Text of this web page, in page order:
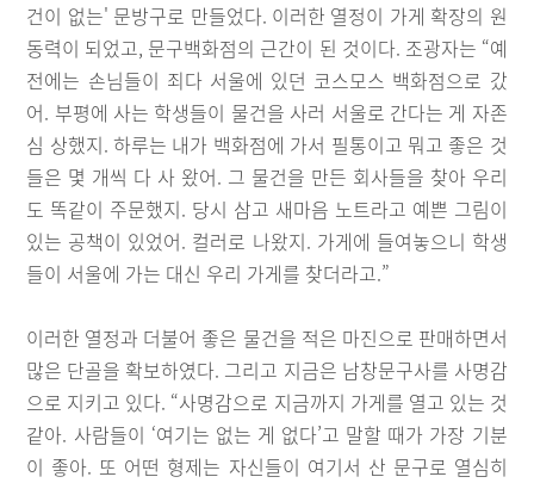
건이 없는' 문방구로 만들었다. 이러한 열정이 가게 확장의 원
동력이 되었고, 문구백화점의 근간이 된 것이다. 조광자는 “예
전에는 손님들이 죄다 서울에 있던 코스모스 백화점으로 갔
어. 부평에 사는 학생들이 물건을 사러 서울로 간다는 게 자존
심 상했지. 하루는 내가 백화점에 가서 필통이고 뭐고 좋은 것
들은 몇 개씩 다 사 왔어. 그 물건을 만든 회사들을 찾아 우리
도 똑같이 주문했지. 당시 삼고 새마음 노트라고 예쁜 그림이
있는 공책이 있었어. 컬러로 나왔지. 가게에 들여놓으니 학생
들이 서울에 가는 대신 우리 가게를 찾더라고.”
이러한 열정과 더불어 좋은 물건을 적은 마진으로 판매하면서
많은 단골을 확보하였다. 그리고 지금은 남창문구사를 사명감
으로 지키고 있다. “사명감으로 지금까지 가게를 열고 있는 것
같아. 사람들이 ‘여기는 없는 게 없다’고 말할 때가 가장 기분
이 좋아. 또 어떤 형제는 자신들이 여기서 산 문구로 열심히